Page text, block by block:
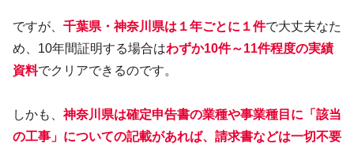
ですが、 千葉県・神奈川県は１年ごとに１件で大丈夫なた
め、10年間証明する場合はわずか10件～11件程度の実績
資料でクリアできるのです。
しかも、神奈川県は確定申告書の業種や事業種目に「該当
の工事」についての記載があれば、請求書などは一切不要